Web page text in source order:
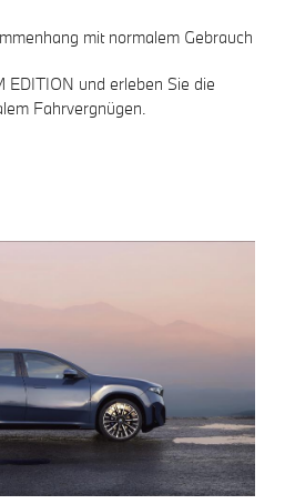
mit normalem Gebrauch
EDITION und erleben Sie die
Fahrvergnügen.